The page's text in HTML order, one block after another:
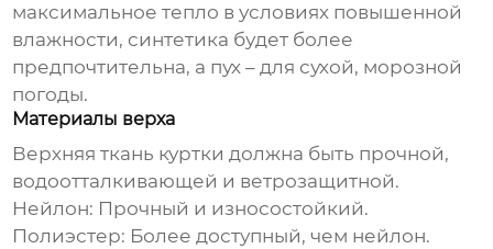
максимальное тепло в условиях повышенной
влажности, синтетика будет более
предпочтительна, а пух – для сухой, морозной
погоды.
Материалы верха
Верхняя ткань куртки должна быть прочной,
водоотталкивающей и ветрозащитной.
Нейлон: Прочный и износостойкий.
Полиэстер: Более доступный, чем нейлон.